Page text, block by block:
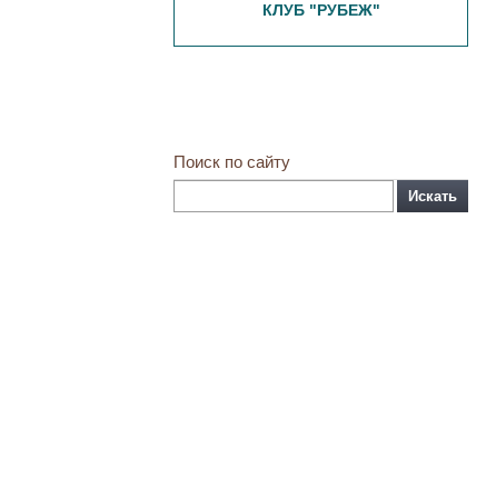
КЛУБ "РУБЕЖ"
Поиск по сайту